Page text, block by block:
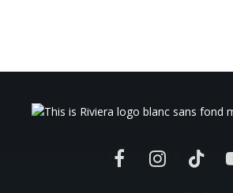
FacebookInstagramTikTok